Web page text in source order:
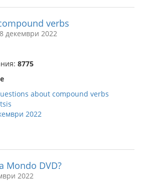
verbs
декември 2022
8775
about compound verbs
2022
Mondo DVD?
2022